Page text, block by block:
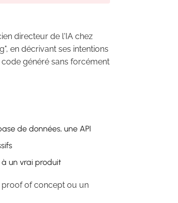
directeur de l'IA chez
en décrivant ses intentions
code généré sans forcément
de données, une API
un vrai produit
proof of concept ou un